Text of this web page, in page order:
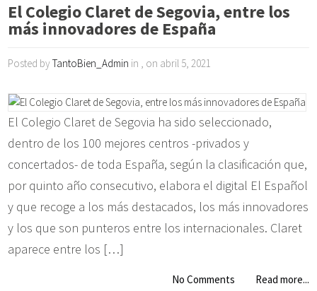
El Colegio Claret de Segovia, entre los
más innovadores de España
Posted byTantoBien_Admin in , on abril 5, 2021
El Colegio Claret de Segovia ha sido seleccionado,
dentro de los 100 mejores centros -privados y
concertados- de toda España, según la clasificación que,
por quinto año consecutivo, elabora el digital El Español
y que recoge a los más destacados, los más innovadores
y los que son punteros entre los internacionales. Claret
aparece entre los […]
No Comments Read more...